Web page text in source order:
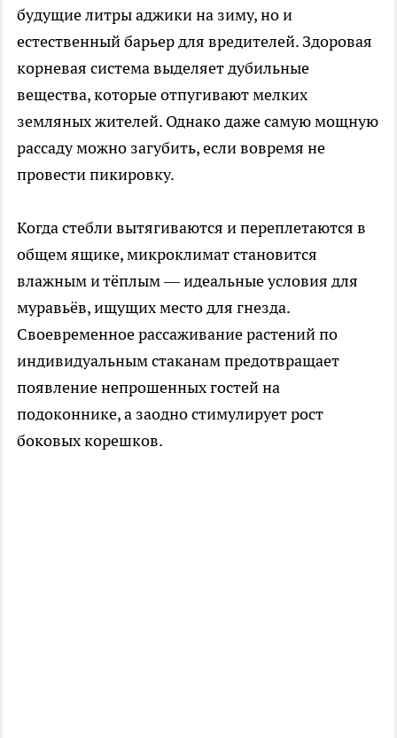
будущие литры аджики на зиму, но и
естественный барьер для вредителей. Здоровая
корневая система выделяет дубильные
вещества, которые отпугивают мелких
земляных жителей. Однако даже самую мощную
рассаду можно загубить, если вовремя не
провести пикировку.
Когда стебли вытягиваются и переплетаются в
общем ящике, микроклимат становится
влажным и тёплым — идеальные условия для
муравьёв, ищущих место для гнезда.
Своевременное рассаживание растений по
индивидуальным стаканам предотвращает
появление непрошенных гостей на
подоконнике, а заодно стимулирует рост
боковых корешков.